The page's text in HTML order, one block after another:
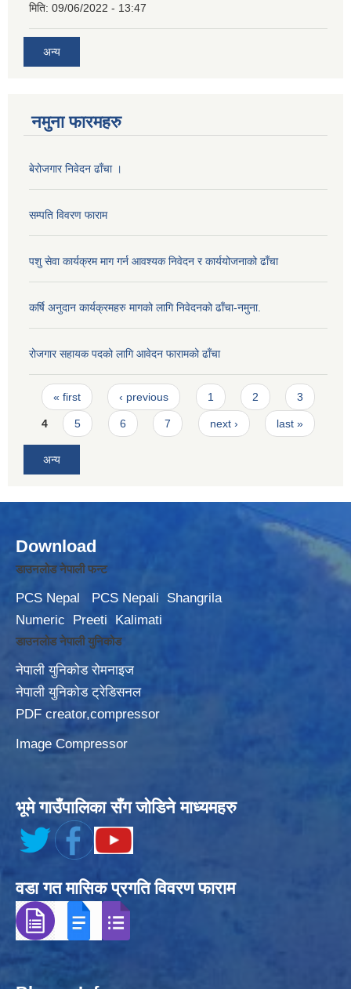
मिति: 09/06/2022 - 13:47
अन्य
नमुना फारमहरु
बेरोजगार निवेदन ढाँचा ।
सम्पति विवरण फाराम
पशु सेवा कार्यक्रम माग गर्न आवश्यक निवेदन र कार्ययोजनाको ढाँचा
कर्षि अनुदान कार्यक्रमहरु मागको लागि निवेदनको ढाँचा-नमुना.
रोजगार सहायक पदको लागि आवेदन फारामको ढाँचा
Pages
« first ‹ previous 1 2 3
4 5 6 7 next › last »
अन्य
Download
डाउनलोड नेपाली फन्ट
PCS Nepal PCS Nepali
Shangrila
Numeric
Preeti Kalimati
डाउनलोड नेपाली युनिकोड
नेपाली युनिकोड रोमनाइज
नेपाली युनिकोड ट्रेडिसनल
PDF creator,compressor
Image Compressor
भूमे गाउँपालिका सँग जोडिने माध्यमहरु
वडा गत मासिक प्रगति विवरण फाराम